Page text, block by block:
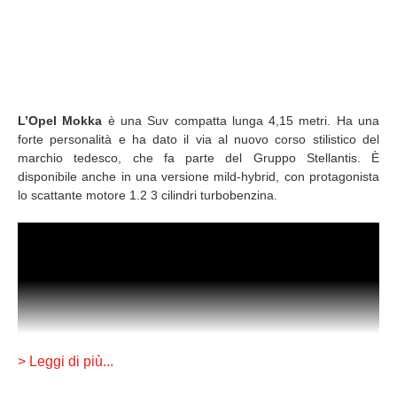
L’Opel Mokka è una Suv compatta lunga 4,15 metri. Ha una
forte personalità e ha dato il via al nuovo corso stilistico del
marchio tedesco, che fa parte del Gruppo Stellantis. È
disponibile anche in una versione mild-hybrid, con protagonista
lo scattante motore 1.2 3 cilindri turbobenzina.
> Leggi di più...